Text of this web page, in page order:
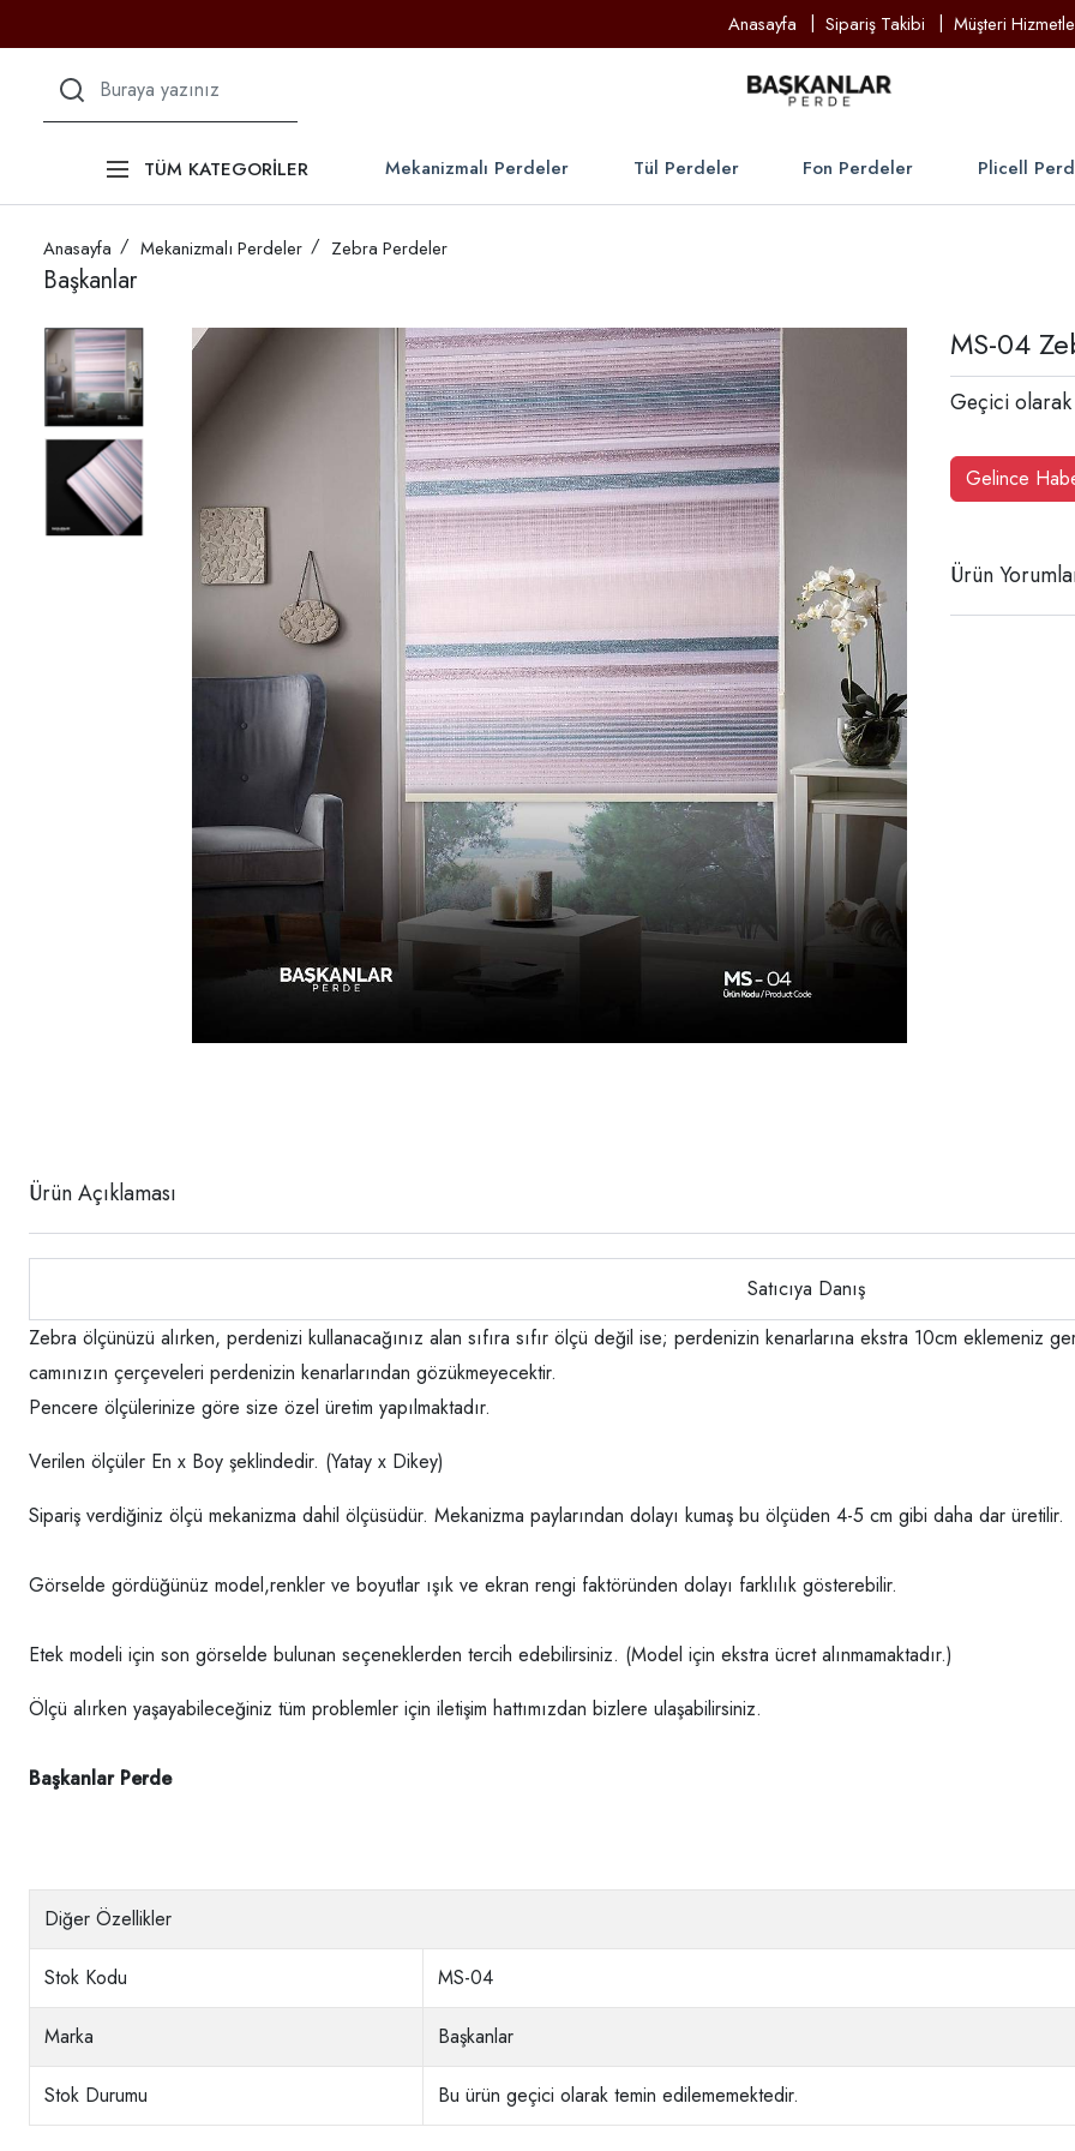
Anasayfa Sipariş Takibi Müşteri
TÜM KATEGORİLER Mekanizmalı Perdeler Tül Perdeler Fon Perdeler Plicell
Anasayfa Mekanizmalı Perdeler Zebra Perdeler
Başkanlar
MS-04
Geçici
Gelince
Ürün
Ürün Açıklaması
Satıcıya Danış
Zebra ölçünüzü alırken, perdenizi kullanacağınız alan sıfıra sıfır ölçü değil ise; perdenizin kenarlarına ekstra 10cm eklemeniz
camınızın çerçeveleri perdenizin kenarlarından gözükmeyecektir.
Pencere ölçülerinize göre size özel üretim yapılmaktadır.
Verilen ölçüler En x Boy şeklindedir. (Yatay x Dikey)
Sipariş verdiğiniz ölçü mekanizma dahil ölçüsüdür. Mekanizma paylarından dolayı kumaş bu ölçüden 4-5 cm gibi daha dar üretilir.
Görselde gördüğünüz model,renkler ve boyutlar ışık ve ekran rengi faktöründen dolayı farklılık gösterebilir.
Etek modeli için son görselde bulunan seçeneklerden tercih edebilirsiniz. (Model için ekstra ücret alınmamaktadır.)
Ölçü alırken yaşayabileceğiniz tüm problemler için iletişim hattımızdan bizlere ulaşabilirsiniz.
Başkanlar Perde
Diğer Özellikler
Stok Kodu MS-04
Marka Başkanlar
Stok Durumu Bu ürün geçici olarak temin edilememektedir.